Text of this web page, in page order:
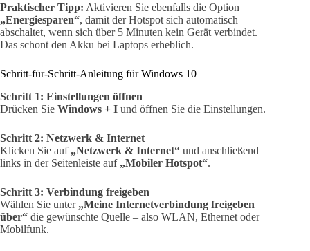
Praktischer Tipp: Aktivieren Sie ebenfalls die Option
„Energiesparen“, damit der Hotspot sich automatisch
abschaltet, wenn sich über 5 Minuten kein Gerät verbindet.
Das schont den Akku bei Laptops erheblich.
Schritt-für-Schritt-Anleitung für Windows 10
Schritt 1: Einstellungen öffnen
Drücken Sie Windows + I und öffnen Sie die Einstellungen.
Schritt 2: Netzwerk & Internet
Klicken Sie auf „Netzwerk & Internet“ und anschließend
links in der Seitenleiste auf „Mobiler Hotspot“.
Schritt 3: Verbindung freigeben
Wählen Sie unter „Meine Internetverbindung freigeben
über“ die gewünschte Quelle – also WLAN, Ethernet oder
Mobilfunk.